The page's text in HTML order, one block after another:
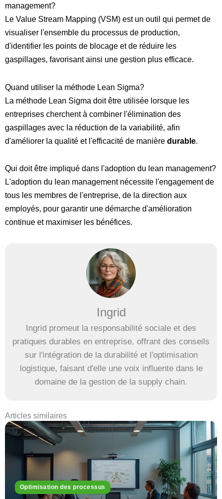
management?
Le Value Stream Mapping (VSM) est un outil qui permet de
visualiser l'ensemble du processus de production,
d'identifier les points de blocage et de réduire les
gaspillages, favorisant ainsi une gestion plus efficace.
Quand utiliser la méthode Lean Sigma?
La méthode Lean Sigma doit être utilisée lorsque les
entreprises cherchent à combiner l'élimination des
gaspillages avec la réduction de la variabilité, afin
d'améliorer la qualité et l'efficacité de manière durable.
Qui doit être impliqué dans l'adoption du lean management?
L'adoption du lean management nécessite l'engagement de
tous les membres de l'entreprise, de la direction aux
employés, pour garantir une démarche d'amélioration
continue et maximiser les bénéfices.
Ingrid
Ingrid promeut la responsabilité sociale et des
pratiques durables en entreprise, offrant des conseils
sur l'intégration de la durabilité et l'optimisation
logistique, faisant d'elle une voix influente dans le
domaine de la gestion de la supply chain.
Articles similaires
Optimisation des processus